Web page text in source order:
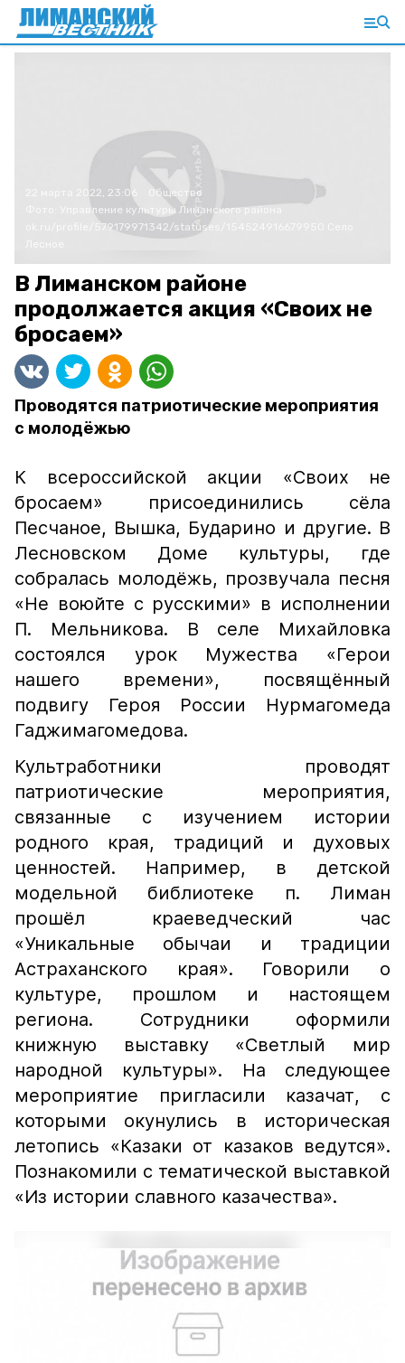
22 марта 2022, 23:06
Общество
Управление культуры Лиманского района
ok.ru/profile/579179971342/statuses/154524916679950
В Лиманском районе
продолжается акция «Своих не
бросаем»
Проводятся патриотические мероприятия
с молодёжью
К всероссийской акции «Своих не
бросаем» присоединились сёла
Песчаное, Вышка, Бударино и другие. В
Лесновском Доме культуры, где
собралась молодёжь, прозвучала песня
«Не воюйте с русскими» в исполнении
П. Мельникова. В селе Михайловка
состоялся урок Мужества «Герои
нашего времени», посвящённый
подвигу Героя России Нурмагомеда
Гаджимагомедова.
Культработники проводят
патриотические мероприятия,
связанные с изучением истории
родного края, традиций и духовых
ценностей. Например, в детской
модельной библиотеке п. Лиман
прошёл краеведческий час
«Уникальные обычаи и традиции
Астраханского края». Говорили о
культуре, прошлом и настоящем
региона. Сотрудники оформили
книжную выставку «Светлый мир
народной культуры». На следующее
мероприятие пригласили казачат, с
которыми окунулись в историческая
летопись «Казаки от казаков ведутся».
Познакомили с тематической выставкой
«Из истории славного казачества».